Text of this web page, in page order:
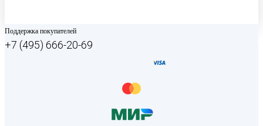
Поддержка покупателей
+7 (495) 666-20-69